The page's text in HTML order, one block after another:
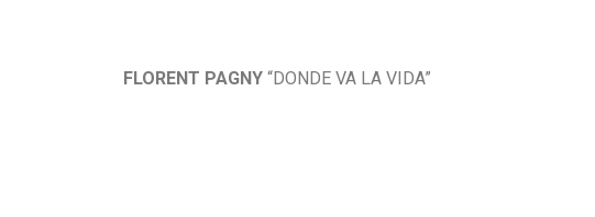
FLORENT PAGNY “DONDE VA LA VIDA”